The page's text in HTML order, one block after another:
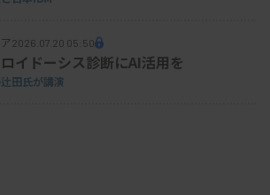
2026.07.20 05:50
イドーシス診断にAI活用を
田氏が講演